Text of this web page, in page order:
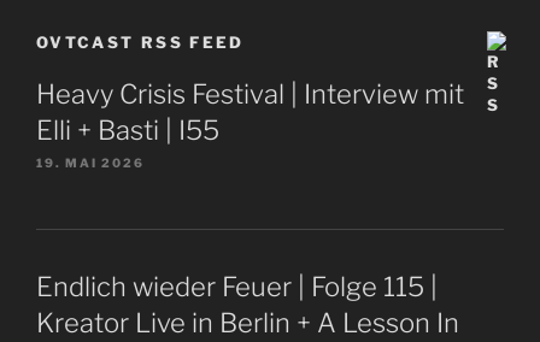
OVTCAST RSS FEED
Heavy Crisis Festival | Interview mit
Elli + Basti | I55
19. MAI 2026
Endlich wieder Feuer | Folge 115 |
Kreator Live in Berlin + A Lesson In